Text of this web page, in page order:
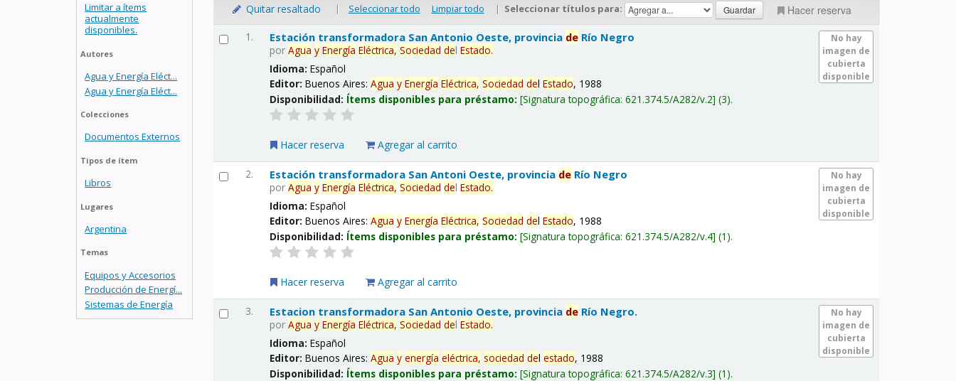
Limitar a ítems
actualmente
disponibles.
Autores
Agua y Energía Eléct...
Agua y Energía Eléct...
Colecciones
Documentos Externos
Tipos de ítem
Libros
Lugares
Argentina
Temas
Equipos y Accesorios
Producción de Energí...
Sistemas de Energía
Quitar resaltado | Seleccionar todo Limpiar todo | Seleccionar títulos para: Hacer reserva
1.
No hay
imagen de
cubierta
disponible
Estación transformadora San Antonio Oeste, provincia de Río Negro
porAgua y Energía Eléctrica, Sociedad delEstado.
Idioma:Español
Editor:Buenos Aires:Agua y Energía Eléctrica, Sociedad delEstado, 1988
Disponibilidad: Ítems disponibles para préstamo: Signatura topográfica:621.374.5/A282/v.2 (3).
Hacer reserva Agregar al carrito
2.
No hay
imagen de
cubierta
disponible
Estación transformadora San Antoni Oeste, provincia de Río Negro
porAgua y Energía Eléctrica, Sociedad delEstado.
Idioma:Español
Editor:Buenos Aires:Agua y Energía Eléctrica, Sociedad delEstado, 1988
Disponibilidad: Ítems disponibles para préstamo: Signatura topográfica:621.374.5/A282/v.4 (1).
Hacer reserva Agregar al carrito
3.
No hay
imagen de
cubierta
disponible
Estacion transformadora San Antonio Oeste, provincia de Río Negro.
porAgua y Energía Eléctrica, Sociedad delEstado.
Idioma:Español
Editor:Buenos Aires:Agua y energía eléctrica, sociedad delestado, 1988
Disponibilidad: Ítems disponibles para préstamo: Signatura topográfica:621.374.5/A282/v.3 (1).